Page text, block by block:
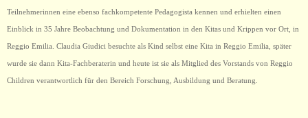
Teilnehmerinnen eine ebenso fachkompetente Pedagogista kennen und erhielten einen
Einblick in 35 Jahre Beobachtung und Dokumentation in den Kitas und Krippen vor Ort, in
Reggio Emilia. Claudia Giudici besuchte als Kind selbst eine Kita in Reggio Emilia, später
wurde sie dann Kita-Fachberaterin und heute ist sie als Mitglied des Vorstands von Reggio
Children verantwortlich für den Bereich Forschung, Ausbildung und Beratung.